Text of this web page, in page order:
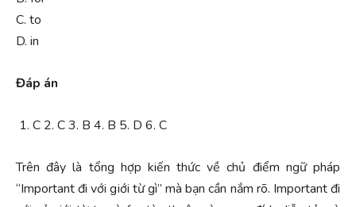
C. to
D. in
Đáp án
C 2. C3. B 4. B 5. D 6. C
Trên đây là tổng hợp kiến thức về chủ điểm ngữ pháp
“Important đi với giới từ gì” mà bạn cần nắm rõ. Important đi